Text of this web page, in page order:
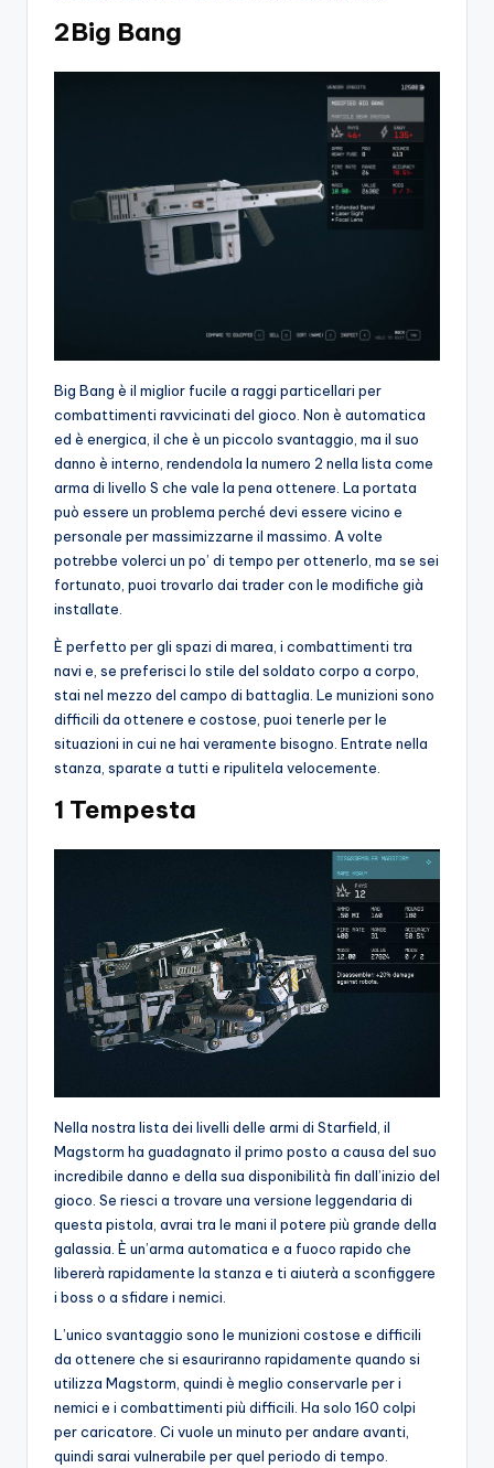
2Big Bang
Big Bang è il miglior fucile a raggi particellari per
combattimenti ravvicinati del gioco. Non è automatica
ed è energica, il che è un piccolo svantaggio, ma il suo
danno è interno, rendendola la numero 2 nella lista come
arma di livello S che vale la pena ottenere. La portata
può essere un problema perché devi essere vicino e
personale per massimizzarne il massimo. A volte
potrebbe volerci un po’ di tempo per ottenerlo, ma se sei
fortunato, puoi trovarlo dai trader con le modifiche già
installate.
È perfetto per gli spazi di marea, i combattimenti tra
navi e, se preferisci lo stile del soldato corpo a corpo,
stai nel mezzo del campo di battaglia. Le munizioni sono
difficili da ottenere e costose, puoi tenerle per le
situazioni in cui ne hai veramente bisogno. Entrate nella
stanza, sparate a tutti e ripulitela velocemente.
1 Tempesta
Nella nostra lista dei livelli delle armi di Starfield, il
Magstorm ha guadagnato il primo posto a causa del suo
incredibile danno e della sua disponibilità fin dall’inizio del
gioco. Se riesci a trovare una versione leggendaria di
questa pistola, avrai tra le mani il potere più grande della
galassia. È un’arma automatica e a fuoco rapido che
libererà rapidamente la stanza e ti aiuterà a sconfiggere
i boss o a sfidare i nemici.
L’unico svantaggio sono le munizioni costose e difficili
da ottenere che si esauriranno rapidamente quando si
utilizza Magstorm, quindi è meglio conservarle per i
nemici e i combattimenti più difficili. Ha solo 160 colpi
per caricatore. Ci vuole un minuto per andare avanti,
quindi sarai vulnerabile per quel periodo di tempo.